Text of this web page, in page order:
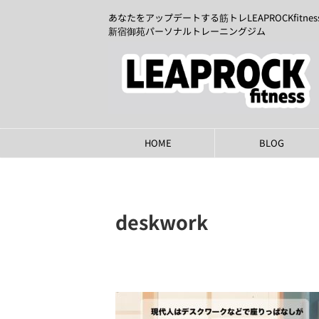
あなたをアップデートする筋トレ
新宿御苑パーソナルトレーニングジム
HOME BLOG
deskwork